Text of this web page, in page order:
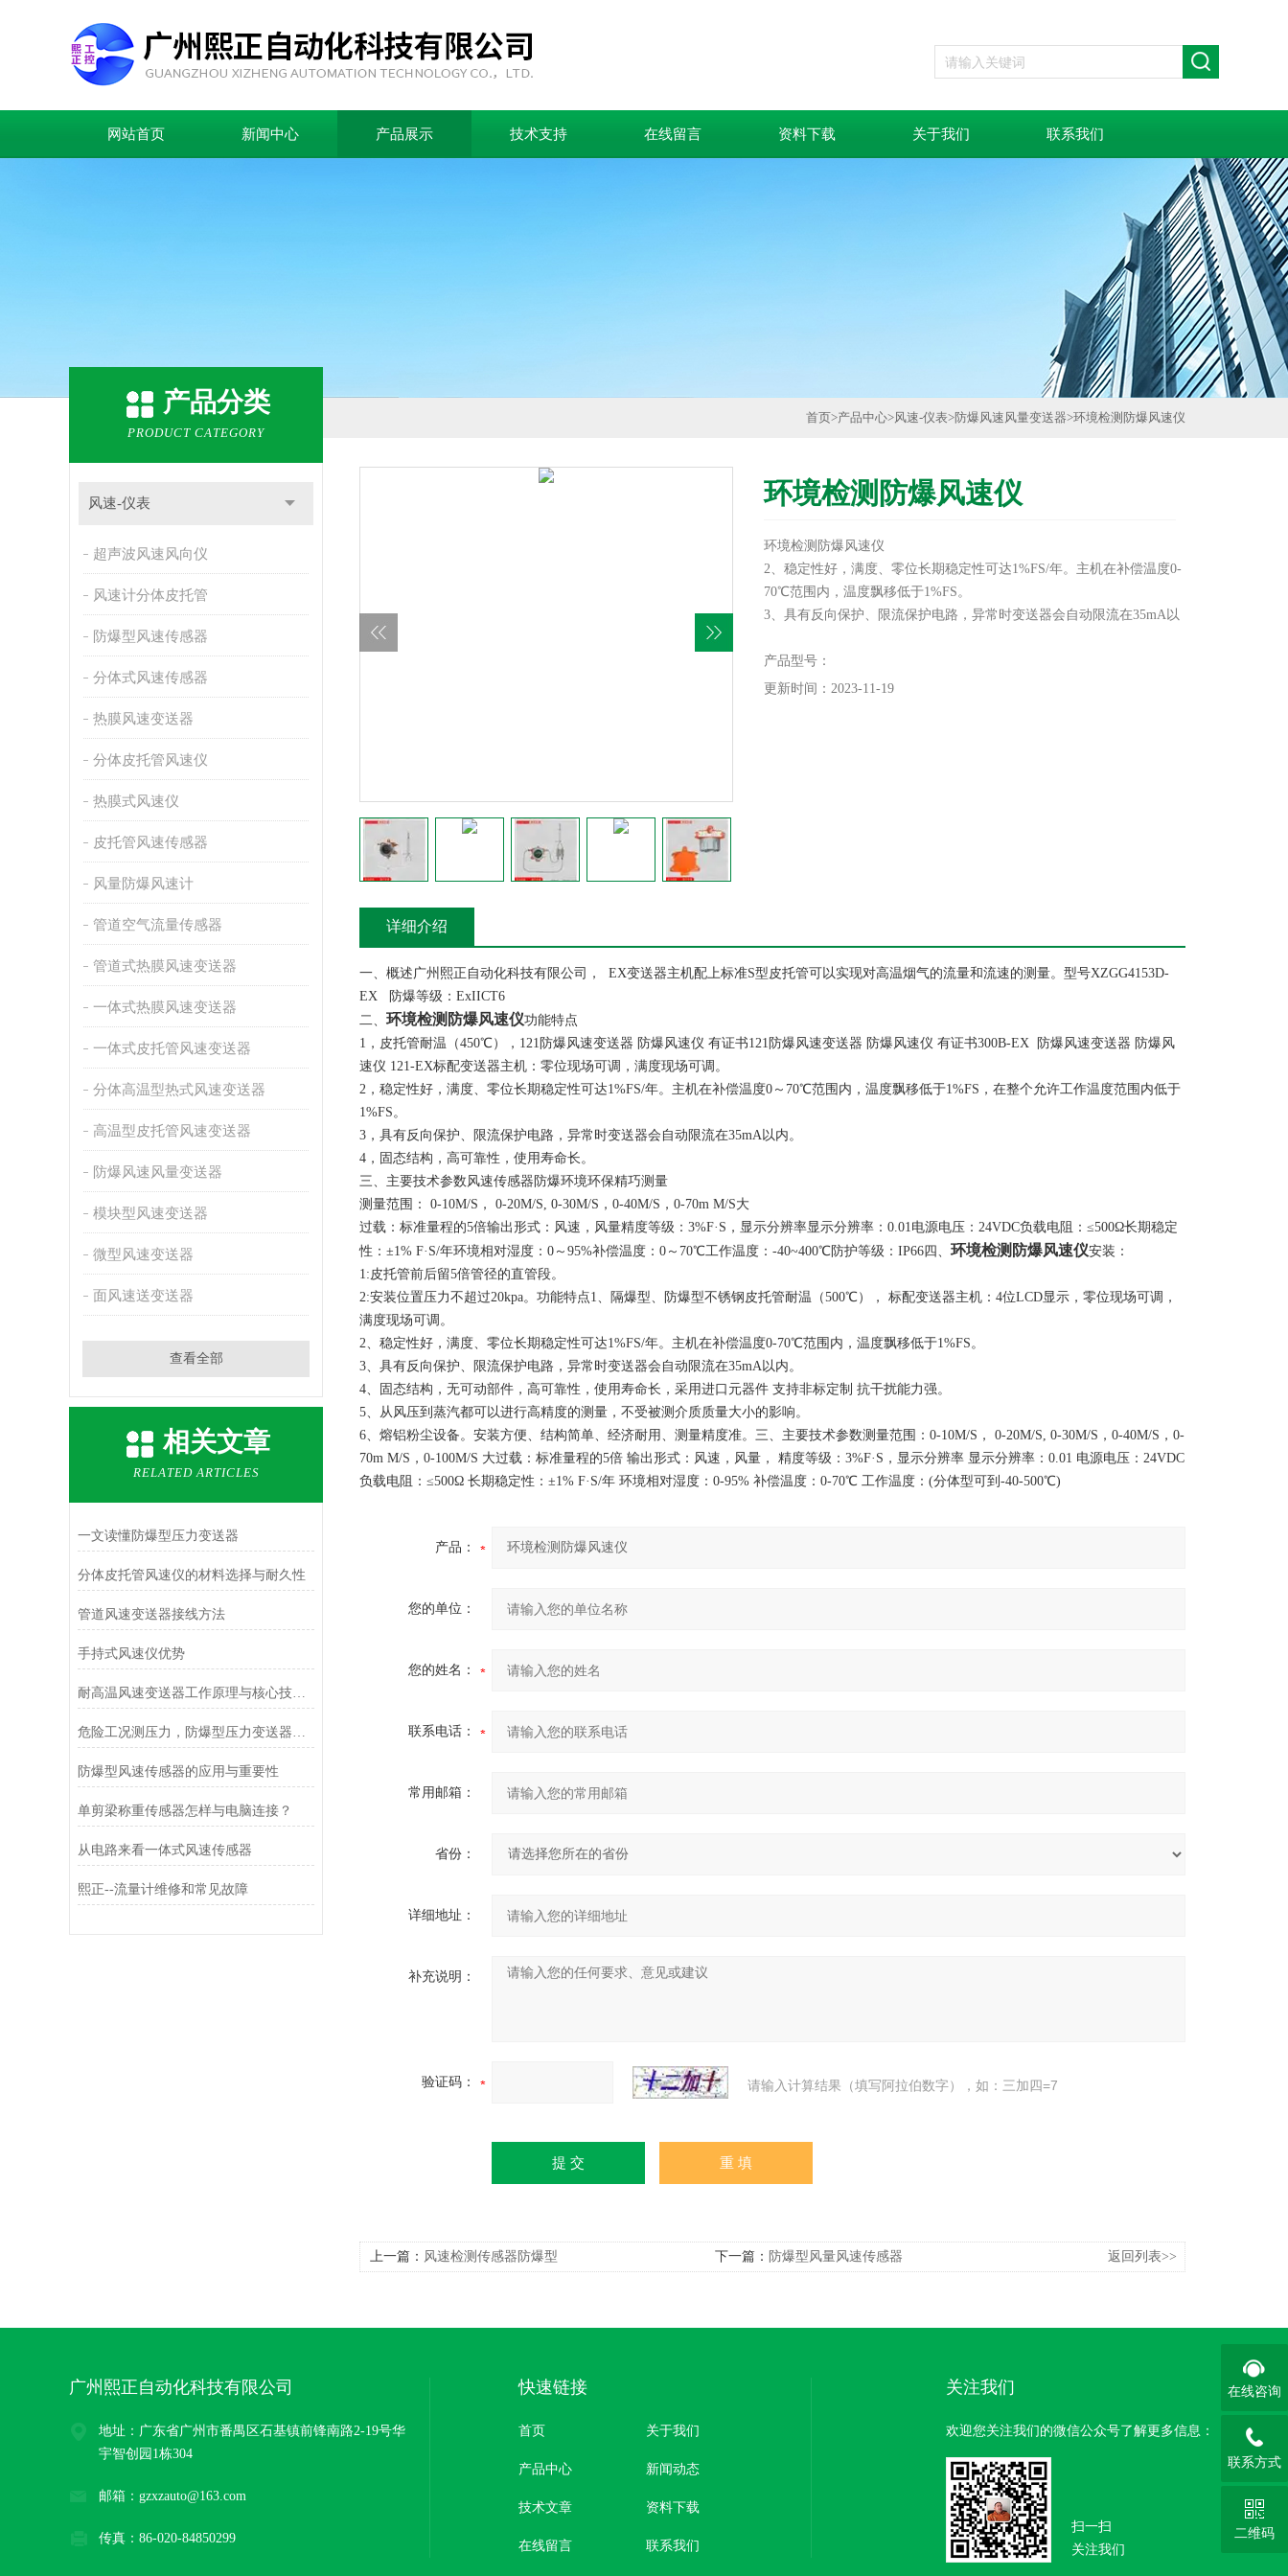
网站首页 新闻中心 产品展示 技术支持 在线留言 资料下载 关于我们 联系我们
产品分类
PRODUCT CATEGORY
风速-仪表
超声波风速风向仪
风速计分体皮托管
防爆型风速传感器
分体式风速传感器
热膜风速变送器
分体皮托管风速仪
热膜式风速仪
皮托管风速传感器
风量防爆风速计
管道空气流量传感器
管道式热膜风速变送器
一体式热膜风速变送器
一体式皮托管风速变送器
分体高温型热式风速变送器
高温型皮托管风速变送器
防爆风速风量变送器
模块型风速变送器
微型风速变送器
面风速送变送器
查看全部
相关文章
RELATED ARTICLES
一文读懂防爆型压力变送器
分体皮托管风速仪的材料选择与耐久性
管道风速变送器接线方法
手持式风速仪优势
耐高温风速变送器工作原理与核心技术解析
危险工况测压力，防爆型压力变送器更安心
防爆型风速传感器的应用与重要性
单剪梁称重传感器怎样与电脑连接？
从电路来看一体式风速传感器
熙正--流量计维修和常见故障
首页>产品中心>风速-仪表>防爆风速风量变送器>环境检测防爆风速仪
环境检测防爆风速仪
环境检测防爆风速仪
2、稳定性好，满度、零位长期稳定性可达1%FS/年。主机在补偿温度0-
70℃范围内，温度飘移低于1%FS。
3、具有反向保护、限流保护电路，异常时变送器会自动限流在35mA以
4、固态结构，无可动部件，高可靠性，使用寿命长，采用进口元器件
支持非标定制 抗干扰能力强。
产品型号：
更新时间：2023-11-19
详细介绍
一、概述广州熙正自动化科技有限公司， EX变送器主机配上标准S型皮托管可以实现对高温烟气的流量和流速的测量。型号XZGG4153D-
EX 防爆等级：ExIICT6
二、 环境检测防爆风速仪功能特点
1，皮托管耐温（450℃），121防爆风速变送器 防爆风速仪 有证书121防爆风速变送器 防爆风速仪 有证书300B-EX 防爆风速变送器 防爆风
速仪 121-EX标配变送器主机：零位现场可调，满度现场可调。
2，稳定性好，满度、零位长期稳定性可达1%FS/年。主机在补偿温度0～70℃范围内，温度飘移低于1%FS，在整个允许工作温度范围内低于
1%FS。
3，具有反向保护、限流保护电路，异常时变送器会自动限流在35mA以内。
4，固态结构，高可靠性，使用寿命长。
三、主要技术参数风速传感器防爆环境环保精巧测量
测量范围： 0-10M/S， 0-20M/S, 0-30M/S，0-40M/S，0-70m M/S大
过载：标准量程的5倍输出形式：风速，风量精度等级：3%F·S，显示分辨率显示分辨率：0.01电源电压：24VDC负载电阻：≤500Ω长期稳定
性：±1% F·S/年环境相对湿度：0～95%补偿温度：0～70℃工作温度：-40~400℃防护等级：IP66四、 环境检测防爆风速仪安装：
1:皮托管前后留5倍管径的直管段。
2:安装位置压力不超过20kpa。功能特点1、隔爆型、防爆型不锈钢皮托管耐温（500℃）， 标配变送器主机：4位LCD显示，零位现场可调，
满度现场可调。
2、稳定性好，满度、零位长期稳定性可达1%FS/年。主机在补偿温度0-70℃范围内，温度飘移低于1%FS。
3、具有反向保护、限流保护电路，异常时变送器会自动限流在35mA以内。
4、固态结构，无可动部件，高可靠性，使用寿命长，采用进口元器件 支持非标定制 抗干扰能力强。
5、从风压到蒸汽都可以进行高精度的测量，不受被测介质质量大小的影响。
6、熔铝粉尘设备。安装方便、结构简单、经济耐用、测量精度准。三、主要技术参数测量范围：0-10M/S， 0-20M/S, 0-30M/S，0-40M/S，0-
70m M/S，0-100M/S 大过载：标准量程的5倍 输出形式：风速，风量， 精度等级：3%F·S，显示分辨率 显示分辨率：0.01 电源电压：24VDC
负载电阻：≤500Ω 长期稳定性：±1% F·S/年 环境相对湿度：0-95% 补偿温度：0-70℃ 工作温度：(分体型可到-40-500℃)
产品：
您的单位：
您的姓名：
联系电话：
常用邮箱：
省份：
详细地址：
补充说明：
验证码： 请输入计算结果（填写阿拉伯数字），如：三加四=7
上一篇： 风速检测传感器防爆型 下一篇： 防爆型风量风速传感器 返回列表>>
广州熙正自动化科技有限公司
地址：广东省广州市番禺区石基镇前锋南路2-19号华
宇智创园1栋304
邮箱：gzxzauto@163.com
传真：86-020-84850299
快速链接
首页 关于我们
产品中心 新闻动态
技术文章 资料下载
在线留言 联系我们
关注我们
欢迎您关注我们的微信公众号了解更多信息：
扫一扫
关注我们
在线咨询
联系方式
二维码